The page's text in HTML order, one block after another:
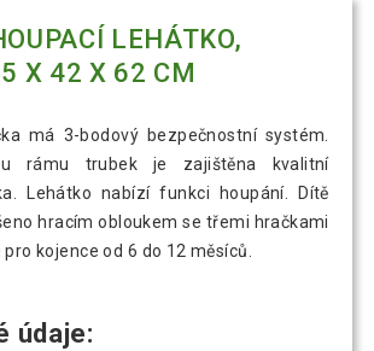
LEHÁTKO,
X 42 X 62 CM
má 3-bodový bezpečnostní systém.
rámu trubek je zajištěna kvalitní
Lehátko nabízí funkci houpání. Dítě
hracím obloukem se třemi hračkami
pro kojence od 6 do 12 měsíců.
údaje: